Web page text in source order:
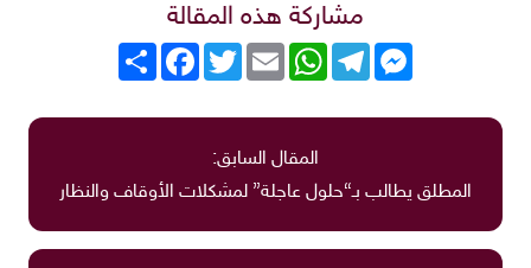
مشاركة هذه المقالة
انشر
FacebookTwitterEmail
WhatsAppTelegram
Messenger
المقال السابق:
المطلق يطالب بـ“حلول عاجلة” لمشكلات الأوقاف والنظار